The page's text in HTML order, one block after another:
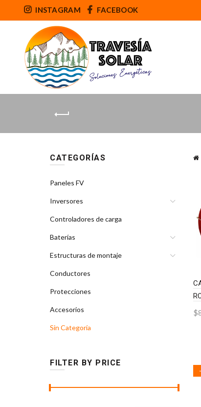
INSTAGRAM FACEBOOK
$
CATEGORÍAS
Paneles FV
Inversores
Controladores de carga
Baterías
Estructuras de montaje
Conductores
Protecciones
Accesorios
Sin Categoría
FILTER BY PRICE